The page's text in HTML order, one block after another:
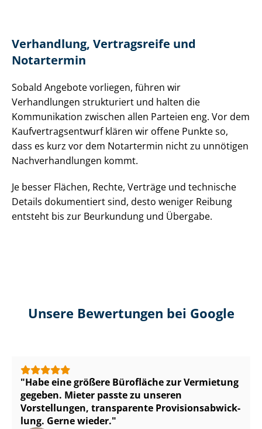
Verhandlung, Vertragsreife und
Notartermin
Sobald Angebote vorliegen, führen wir
Verhandlungen strukturiert und halten die
Kommunikation zwischen allen Parteien eng. Vor dem
Kauf­ver­trags­ent­wurf klären wir offene Punkte so,
dass es kurz vor dem Notartermin nicht zu unnötigen
Nach­ver­hand­lun­gen kommt.
Je besser Flächen, Rechte, Verträge und technische
Details dokumentiert sind, desto weniger Reibung
entsteht bis zur Beurkundung und Übergabe.
Unsere Bewertungen bei Google
Habe eine größere Bürofläche zur Vermietung
gegeben. Mieter passte zu unseren
Vorstellungen, transparente Pro­vi­si­ons­ab­wick­
lung. Gerne wieder.